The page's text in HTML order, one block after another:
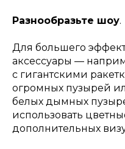
Разнообразьте шоу.
Для большего
аксессуары —
с гигантскими
огромных пузырей
белых дымных
использовать
дополнительных